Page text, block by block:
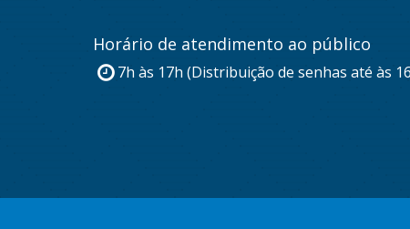
Horário de atendimento ao público
7h às 17h (Distribuição de senhas até às